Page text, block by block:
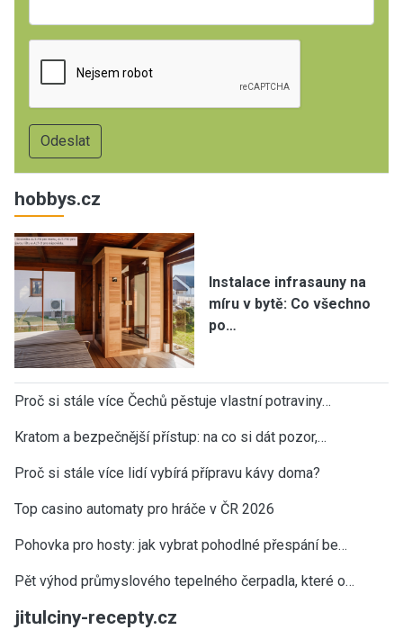
hobbys.cz
Instalace infrasauny na
míru v bytě: Co všechno
po…
Proč si stále více Čechů pěstuje vlastní potraviny…
Kratom a bezpečnější přístup: na co si dát pozor,…
Proč si stále více lidí vybírá přípravu kávy doma?
Top casino automaty pro hráče v ČR 2026
Pohovka pro hosty: jak vybrat pohodlné přespání be…
Pět výhod průmyslového tepelného čerpadla, které o…
jitulciny-recepty.cz